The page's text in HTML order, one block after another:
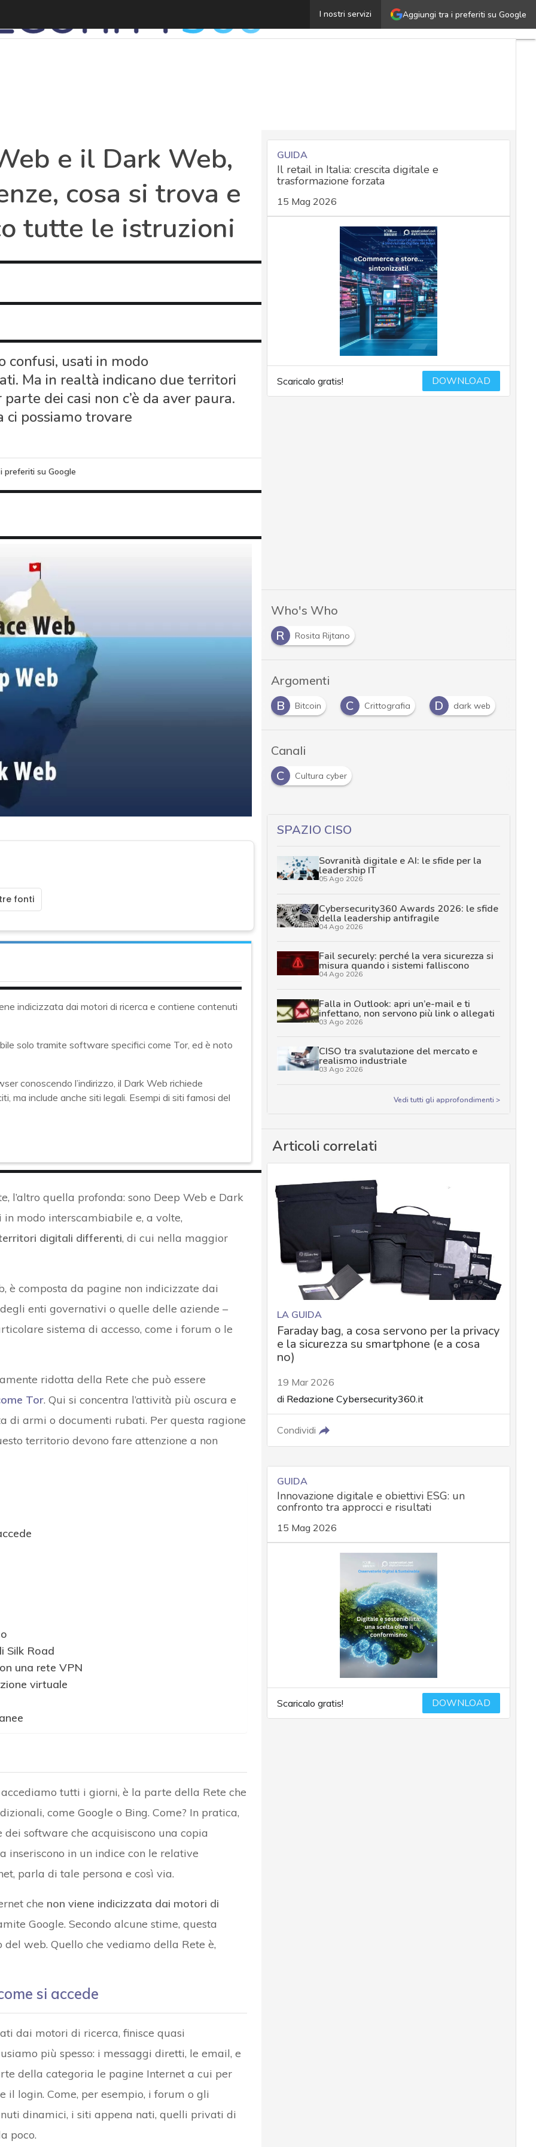
Aggiungi tra i preferiti su Google
I nostri servizi
Cosa sono il Deep Web e il Dark Web, quali sono le
e il Dark Web,
cosa si trova e
tutte le istruzioni
confusi, usati in modo
Ma in realtà indicano due territori
dei casi non c’è da aver paura.
ci possiamo trovare
preferiti su Google
fonti
indicizzata dai motori di ricerca e contiene contenuti
solo tramite software specifici come Tor, ed è noto
conoscendo l’indirizzo, il Dark Web richiede
ma include anche siti legali. Esempi di siti famosi del
l’altro quella profonda: sono Deep Web e Dark
modo interscambiabile e, a volte,
digitali differenti, di cui nella maggior
è composta da pagine non indicizzate dai
enti governativi o quelle delle aziende –
sistema di accesso, come i forum o le
ridotta della Rete che può essere
Tor. Qui si concentra l’attività più oscura e
di armi o documenti rubati. Per questa ragione
territorio devono fare attenzione a non
Silk Road
una rete VPN
virtuale
tutti i giorni, è la parte della Rete che
come Google o Bing. Come? In pratica,
software che acquisiscono una copia
in un indice con le relative
parla di tale persona e così via.
che non viene indicizzata dai motori di
Google. Secondo alcune stime, questa
web. Quello che vediamo della Rete è,
si accede
dai motori di ricerca, finisce quasi
più spesso: i messaggi diretti, le email, e
della categoria le pagine Internet a cui per
il login. Come, per esempio, i forum o gli
dinamici, i siti appena nati, quelli privati di
poco.
GUIDA
Il retail in Italia: crescita digitale e
trasformazione forzata
15 Mag 2026
Scaricalo gratis! DOWNLOAD
Who's Who
R
Rosita Rijtano
Argomenti
B Bitcoin C Crittografia D dark web
Canali
C
Cultura cyber
SPAZIO CISO
Sovranità digitale e AI: le sfide per la
leadership IT
05 Ago 2026
Cybersecurity360 Awards 2026: le sfide
della leadership antifragile
04 Ago 2026
Fail securely: perché la vera sicurezza si
misura quando i sistemi falliscono
04 Ago 2026
Falla in Outlook: apri un’e-mail e ti
infettano, non servono più link o allegati
03 Ago 2026
CISO tra svalutazione del mercato e
realismo industriale
03 Ago 2026
Vedi tutti gli approfondimenti >
Articoli correlati
LA GUIDA
Faraday bag, a cosa servono per la privacy
e la sicurezza su smartphone (e a cosa
no)
19 Mar 2026
di Redazione Cybersecurity360.it
Condividi
GUIDA
Innovazione digitale e obiettivi ESG: un
confronto tra approcci e risultati
15 Mag 2026
Scaricalo gratis! DOWNLOAD